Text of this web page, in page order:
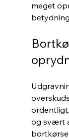
meget
og svært